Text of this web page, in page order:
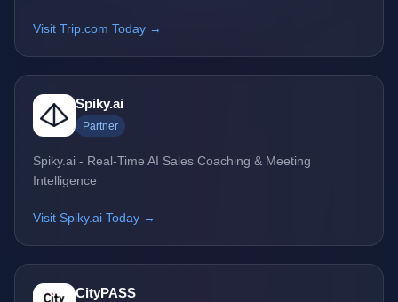
Visit Trip.com Today →
Spiky.ai
Partner
Spiky.ai - Real-Time AI Sales Coaching & Meeting
Intelligence
Visit Spiky.ai Today →
CityPASS